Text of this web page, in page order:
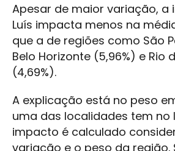
Apesar de maior variação, a
Luís impacta menos na
que a de regiões como São
Belo Horizonte (5,96%) e Rio
(4,69%).
A explicação está no peso
uma das localidades tem no
impacto é calculado
variação e o peso da região.